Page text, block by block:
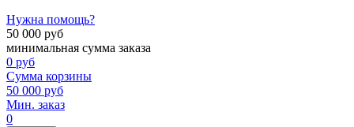
Нужна помощь?
50 000 руб
минимальная сумма заказа
0 руб
Сумма корзины
50 000 руб
Мин. заказ
0